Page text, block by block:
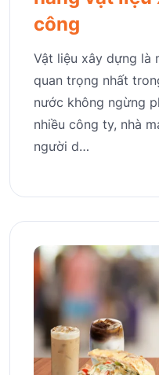
công
Vật liệu xây dựng là
quan trọng nhất
nước không ngừng
nhiều công ty, nhà
người d…